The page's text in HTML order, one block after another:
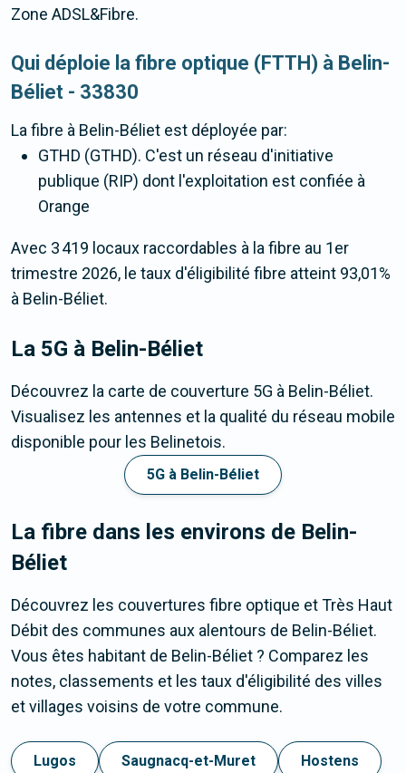
Zone ADSL&Fibre.
Qui déploie la fibre optique (FTTH) à Belin-
Béliet - 33830
La fibre à Belin-Béliet est déployée par:
GTHD (GTHD). C'est un réseau d'initiative
publique (RIP) dont l'exploitation est confiée à
Orange
Avec 3 419 locaux raccordables à la fibre au 1er
trimestre 2026, le taux d'éligibilité fibre atteint 93,01%
à Belin-Béliet.
La 5G à Belin-Béliet
Découvrez la carte de couverture 5G à Belin-Béliet.
Visualisez les antennes et la qualité du réseau mobile
disponible pour les Belinetois.
5G à Belin-Béliet
La fibre dans les environs de Belin-
Béliet
Découvrez les couvertures fibre optique et Très Haut
Débit des communes aux alentours de Belin-Béliet.
Vous êtes habitant de Belin-Béliet ? Comparez les
notes, classements et les taux d'éligibilité des villes
et villages voisins de votre commune.
Lugos Saugnacq-et-Muret Hostens